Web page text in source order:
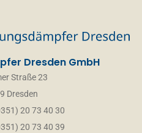
Dresden GmbH
Straße 23
Dresden
20 73 40 30
20 73 40 39